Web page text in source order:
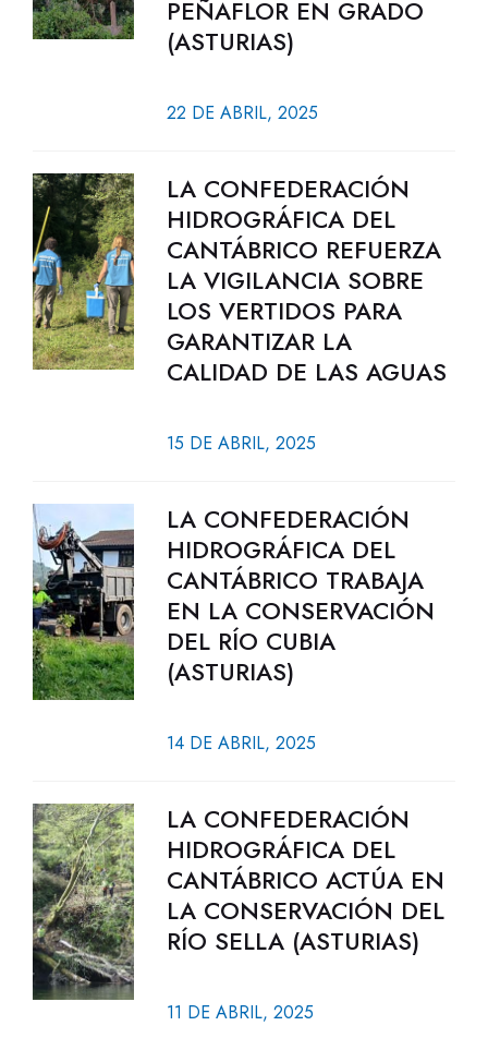
PEÑAFLOR EN GRADO
(ASTURIAS)
22 DE ABRIL, 2025
LA CONFEDERACIÓN
HIDROGRÁFICA DEL
CANTÁBRICO REFUERZA
LA VIGILANCIA SOBRE
LOS VERTIDOS PARA
GARANTIZAR LA
CALIDAD DE LAS AGUAS
15 DE ABRIL, 2025
LA CONFEDERACIÓN
HIDROGRÁFICA DEL
CANTÁBRICO TRABAJA
EN LA CONSERVACIÓN
DEL RÍO CUBIA
(ASTURIAS)
14 DE ABRIL, 2025
LA CONFEDERACIÓN
HIDROGRÁFICA DEL
CANTÁBRICO ACTÚA EN
LA CONSERVACIÓN DEL
RÍO SELLA (ASTURIAS)
11 DE ABRIL, 2025